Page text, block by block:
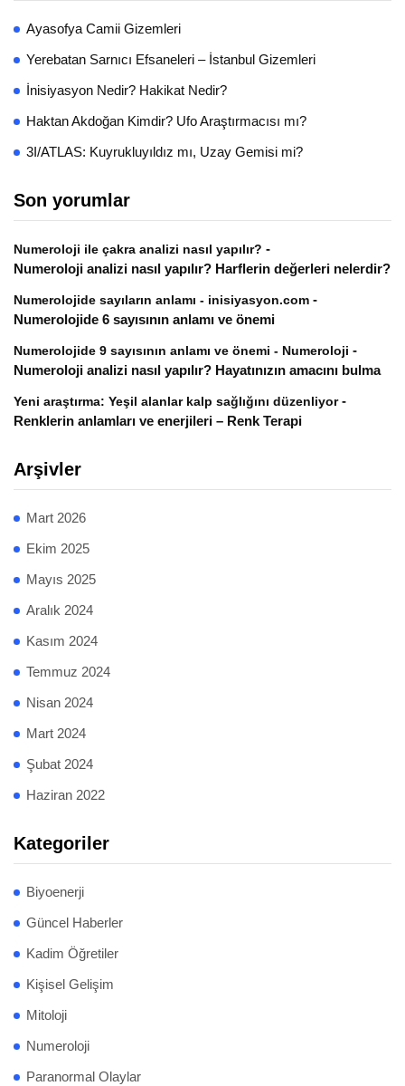
Ayasofya Camii Gizemleri
Yerebatan Sarnıcı Efsaneleri – İstanbul Gizemleri
İnisiyasyon Nedir? Hakikat Nedir?
Haktan Akdoğan Kimdir? Ufo Araştırmacısı mı?
3I/ATLAS: Kuyrukluyıldız mı, Uzay Gemisi mi?
Son yorumlar
Numeroloji ile çakra analizi nasıl yapılır? -
Numeroloji analizi nasıl yapılır? Harflerin değerleri nelerdir?
Numerolojide sayıların anlamı - inisiyasyon.com -
Numerolojide 6 sayısının anlamı ve önemi
Numerolojide 9 sayısının anlamı ve önemi - Numeroloji -
Numeroloji analizi nasıl yapılır? Hayatınızın amacını bulma
Yeni araştırma: Yeşil alanlar kalp sağlığını düzenliyor-
Renklerin anlamları ve enerjileri – Renk Terapi
Arşivler
Mart 2026
Ekim 2025
Mayıs 2025
Aralık 2024
Kasım 2024
Temmuz 2024
Nisan 2024
Mart 2024
Şubat 2024
Haziran 2022
Kategoriler
Biyoenerji
Güncel Haberler
Kadim Öğretiler
Kişisel Gelişim
Mitoloji
Numeroloji
Paranormal Olaylar